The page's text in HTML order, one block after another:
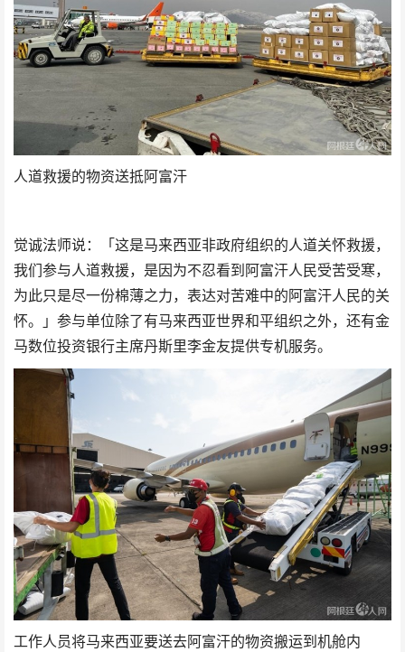
人道救援的物资送抵阿富汗
觉诚法师说：「这是马来西亚非政府组织的人道关怀救援，
我们参与人道救援，是因为不忍看到阿富汗人民受苦受寒，
为此只是尽一份棉薄之力，表达对苦难中的阿富汗人民的关
怀。」参与单位除了有马来西亚世界和平组织之外，还有金
马数位投资银行主席丹斯里李金友提供专机服务。
工作人员将马来西亚要送去阿富汗的物资搬运到机舱内